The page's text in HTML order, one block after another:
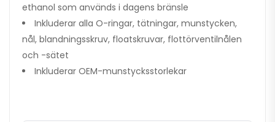
ethanol som används i dagens bränsle
Inkluderar alla O-ringar, tätningar, munstycken,
nål, blandningsskruv, floatskruvar, flottörventilnålen
och -sätet
Inkluderar OEM-munstycksstorlekar